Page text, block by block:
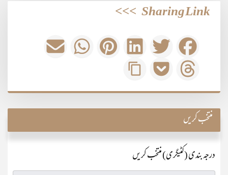
Sharing Link
>>>
منتخب کریں
درجہ بندی (کٹیگری) منتخب کریں